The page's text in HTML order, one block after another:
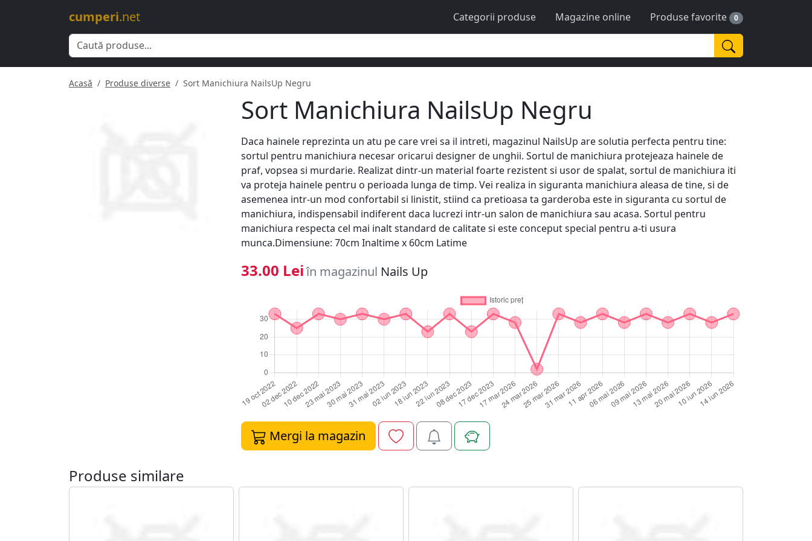
cumperi.net Categorii produse Magazine online Produse favorite 0
Acasă Produse diverse Sort Manichiura NailsUp Negru
Sort Manichiura NailsUp Negru
Daca hainele reprezinta un atu pe care vrei sa il intreti, magazinul NailsUp are solutia perfecta pentru tine:
sortul pentru manichiura necesar oricarui designer de unghii. Sortul de manichiura protejeaza hainele de
praf, vopsea si murdarie. Realizat dintr-un material foarte rezistent si usor de spalat, sortul de manichiura iti
va proteja hainele pentru o perioada lunga de timp. Vei realiza in siguranta manichiura aleasa de tine, si de
asemenea intr-un mod confortabil si linistit, stiind ca pretioasa ta garderoba este in siguranta cu sortul de
manichiura, indispensabil indiferent daca lucrezi intr-un salon de manichiura sau acasa. Sortul pentru
manichiura respecta cel mai inalt standard de calitate si este conceput special pentru a-ti usura
munca.Dimensiune: 70cm Inaltime x 60cm Latime
33.00 Leiîn magazinul Nails Up
Mergi la magazin
Produse similare